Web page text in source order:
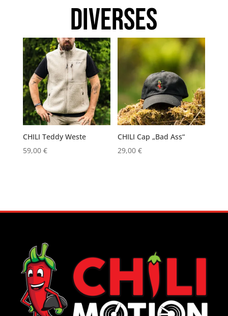
Diverses
CHILI Teddy Weste
59,00 €
CHILI Cap „Bad Ass“
29,00€